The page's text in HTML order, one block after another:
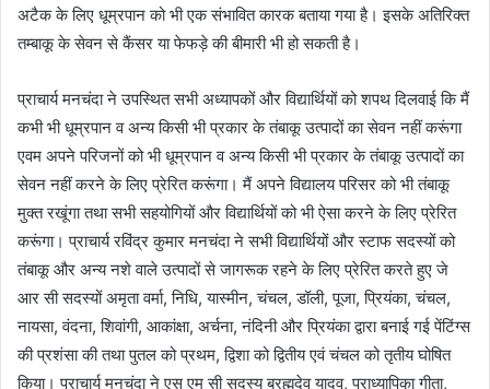
अटैक के लिए धूम्रपान को भी एक संभावित कारक बताया गया है। इसके अतिरिक्त
तम्बाकू के सेवन से कैंसर या फेफड़े की बीमारी भी हो सकती है।
प्राचार्य मनचंदा ने उपस्थित सभी अध्यापकों और विद्यार्थियों को शपथ दिलवाई कि मैं
कभी भी धूम्रपान व अन्य किसी भी प्रकार के तंबाकू उत्पादों का सेवन नहीं करूंगा
एवम अपने परिजनों को भी धूम्रपान व अन्य किसी भी प्रकार के तंबाकू उत्पादों का
सेवन नहीं करने के लिए प्रेरित करूंगा। मैं अपने विद्यालय परिसर को भी तंबाकू
मुक्त रखूंगा तथा सभी सहयोगियों और विद्यार्थियों को भी ऐसा करने के लिए प्रेरित
करूंगा। प्राचार्य रविंद्र कुमार मनचंदा ने सभी विद्यार्थियों और स्टाफ सदस्यों को
तंबाकू और अन्य नशे वाले उत्पादों से जागरूक रहने के लिए प्रेरित करते हुए जे
आर सी सदस्यों अमृता वर्मा, निधि, यास्मीन, चंचल, डॉली, पूजा, प्रियंका, चंचल,
नायसा, वंदना, शिवांगी, आकांक्षा, अर्चना, नंदिनी और प्रियंका द्वारा बनाई गई पेंटिंग्स
की प्रशंसा की तथा पुतल को प्रथम, द्विशा को द्वितीय एवं चंचल को तृतीय घोषित
किया। प्राचार्य मनचंदा ने एस एम सी सदस्य ब्रह्मदेव यादव, प्राध्यापिका गीता,